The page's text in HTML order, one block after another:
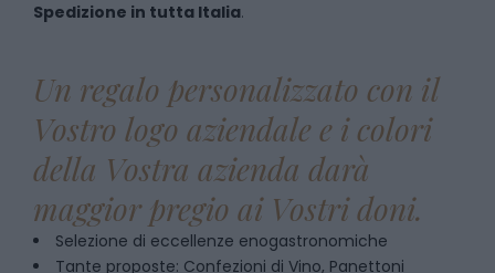
Spedizione in tutta Italia.
Un regalo personalizzato con il
Vostro logo aziendale e i colori
della Vostra azienda darà
maggior pregio ai Vostri doni.
Selezione di eccellenze enogastronomiche
Tante proposte: Confezioni di Vino, Panettoni